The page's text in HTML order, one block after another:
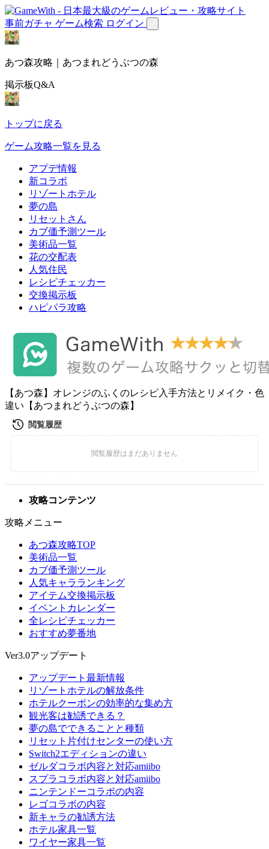
事前ガチャ ゲーム検索 ログイン
あつ森攻略｜あつまれどうぶつの森
掲示板Q&A
トップに戻る
ゲーム攻略一覧を見る
アプデ情報
新コラボ
リゾートホテル
夢の島
リセットさん
カブ価予測ツール
美術品一覧
花の交配表
人気住民
レシピチェッカー
交換掲示板
ハピパラ攻略
【あつ森】オレンジのふくのレシピ入手方法とリメイク・色
違い【あつまれどうぶつの森】
攻略コンテンツ
攻略メニュー
あつ森攻略TOP
美術品一覧
カブ価予測ツール
人気キャラランキング
アイテム交換掲示板
イベントカレンダー
全レシピチェッカー
おすすめ夢番地
Ver3.0アップデート
アップデート最新情報
リゾートホテルの解放条件
ホテルクーポンの効率的な集め方
観光客は勧誘できる？
夢の島でできることと種類
リセット片付けセンターの使い方
Switch2エディションの違い
ゼルダコラボ内容と対応amiibo
スプラコラボ内容と対応amiibo
ニンテンドーコラボの内容
レゴコラボの内容
新キャラの勧誘方法
ホテル家具一覧
ワイヤー家具一覧